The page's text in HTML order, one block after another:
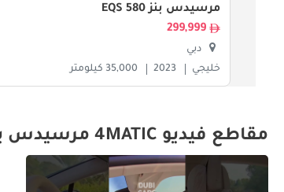
مرسيدس بنز EQS 580
299,999
دبي
خليجي
2023 35,000 كيلومتر
مقاطع فيديو 4MATIC مرسيدس بنز EQS 580